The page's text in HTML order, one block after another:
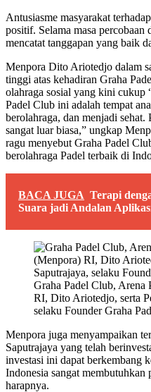
Antusiasme masyarakat
positif. Selama masa
mencatat tanggapan yang baik
Menpora Dito Ariotedjo dalam
tinggi atas kehadiran Graha
olahraga sosial yang kini cukup
Padel Club ini adalah tempat
berolahraga, dan menjadi sehat.
sangat luar biasa,” ungkap
ragu menyebut Graha Padel
berolahraga Padel terbaik di
BACA JUGA Terapi
Suara jadi Andalan
Graha Padel Club, Arena
RI, Dito Ariotedjo, serta
selaku Founder Graha
Menpora juga menyampaikan
Saputrajaya yang telah
investasi ini dapat berkembang
Indonesia sangat membutuhkan
harapnya.